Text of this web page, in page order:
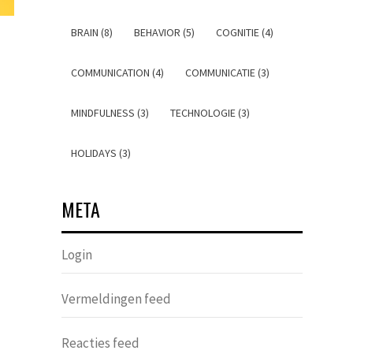
BRAIN (8) BEHAVIOR (5) COGNITIE (4)
COMMUNICATION (4) COMMUNICATIE (3)
MINDFULNESS (3) TECHNOLOGIE (3)
HOLIDAYS (3)
META
Login
Vermeldingen feed
Reacties feed